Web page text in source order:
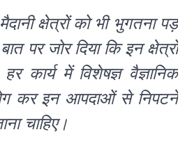
क्षेत्रों को भी भुगतना पड़
पर जोर दिया कि इन क्षेत्रों
कार्य में विशेषज्ञ वैज्ञानिक
कर इन आपदाओं से निपटने
चाहिए।